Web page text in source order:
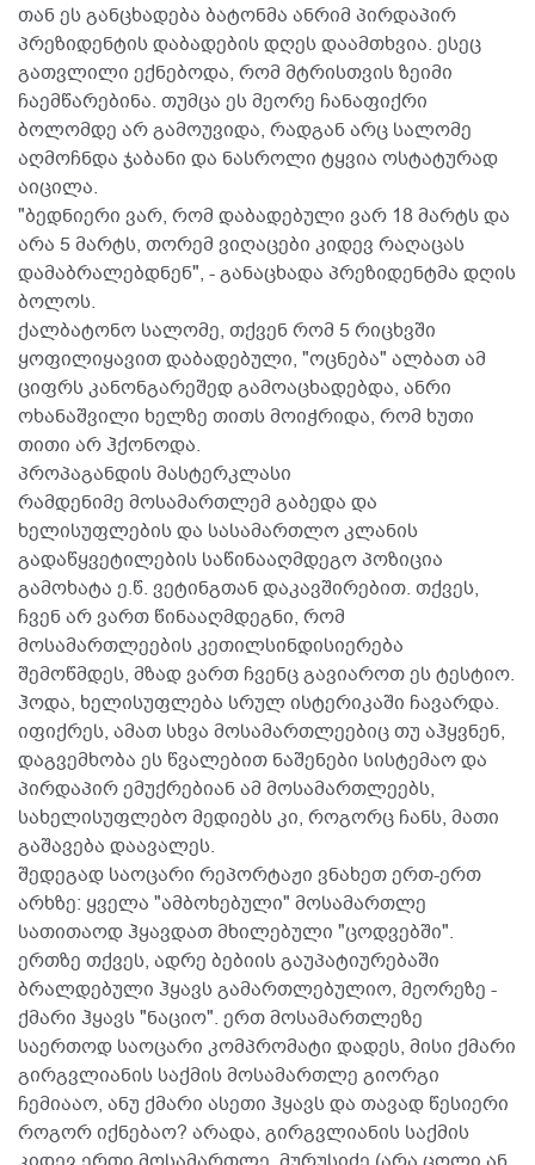
თან ეს განცხადება ბატონმა ანრიმ პირდაპირ
პრეზიდენტის დაბადების დღეს დაამთხვია. ესეც
გათვლილი ექნებოდა, რომ მტრისთვის ზეიმი
ჩაემწარებინა. თუმცა ეს მეორე ჩანაფიქრი
ბოლომდე არ გამოუვიდა, რადგან არც სალომე
აღმოჩნდა ჯაბანი და ნასროლი ტყვია ოსტატურად
აიცილა.
"ბედნიერი ვარ, რომ დაბადებული ვარ 18 მარტს და
არა 5 მარტს, თორემ ვიღაცები კიდევ რაღაცას
დამაბრალებდნენ", - განაცხადა პრეზიდენტმა დღის
ბოლოს.
ქალბატონო სალომე, თქვენ რომ 5 რიცხვში
ყოფილიყავით დაბადებული, "ოცნება" ალბათ ამ
ციფრს კანონგარეშედ გამოაცხადებდა, ანრი
ოხანაშვილი ხელზე თითს მოიჭრიდა, რომ ხუთი
თითი არ ჰქონოდა.
პროპაგანდის მასტერკლასი
რამდენიმე მოსამართლემ გაბედა და
ხელისუფლების და სასამართლო კლანის
გადაწყვეტილების საწინააღმდეგო პოზიცია
გამოხატა ე.წ. ვეტინგთან დაკავშირებით. თქვეს,
ჩვენ არ ვართ წინააღმდეგნი, რომ
მოსამართლეების კეთილსინდისიერება
შემოწმდეს, მზად ვართ ჩვენც გავიაროთ ეს ტესტიო.
ჰოდა, ხელისუფლება სრულ ისტერიკაში ჩავარდა.
იფიქრეს, ამათ სხვა მოსამართლეებიც თუ აჰყვნენ,
დაგვემხობა ეს წვალებით ნაშენები სისტემაო და
პირდაპირ ემუქრებიან ამ მოსამართლეებს,
სახელისუფლებო მედიებს კი, როგორც ჩანს, მათი
გაშავება დაავალეს.
შედეგად საოცარი რეპორტაჟი ვნახეთ ერთ-ერთ
არხზე: ყველა "ამბოხებული" მოსამართლე
სათითაოდ ჰყავდათ მხილებული "ცოდვებში".
ერთზე თქვეს, ადრე ბებიის გაუპატიურებაში
ბრალდებული ჰყავს გამართლებულიო, მეორეზე -
ქმარი ჰყავს "ნაციო". ერთ მოსამართლეზე
საერთოდ საოცარი კომპრომატი დადეს, მისი ქმარი
გირგვლიანის საქმის მოსამართლე გიორგი
ჩემიააო, ანუ ქმარი ასეთი ჰყავს და თავად წესიერი
როგორ იქნებაო? არადა, გირგვლიანის საქმის